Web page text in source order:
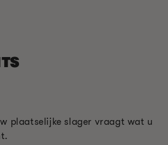
plaatselijke slager vraagt wat u